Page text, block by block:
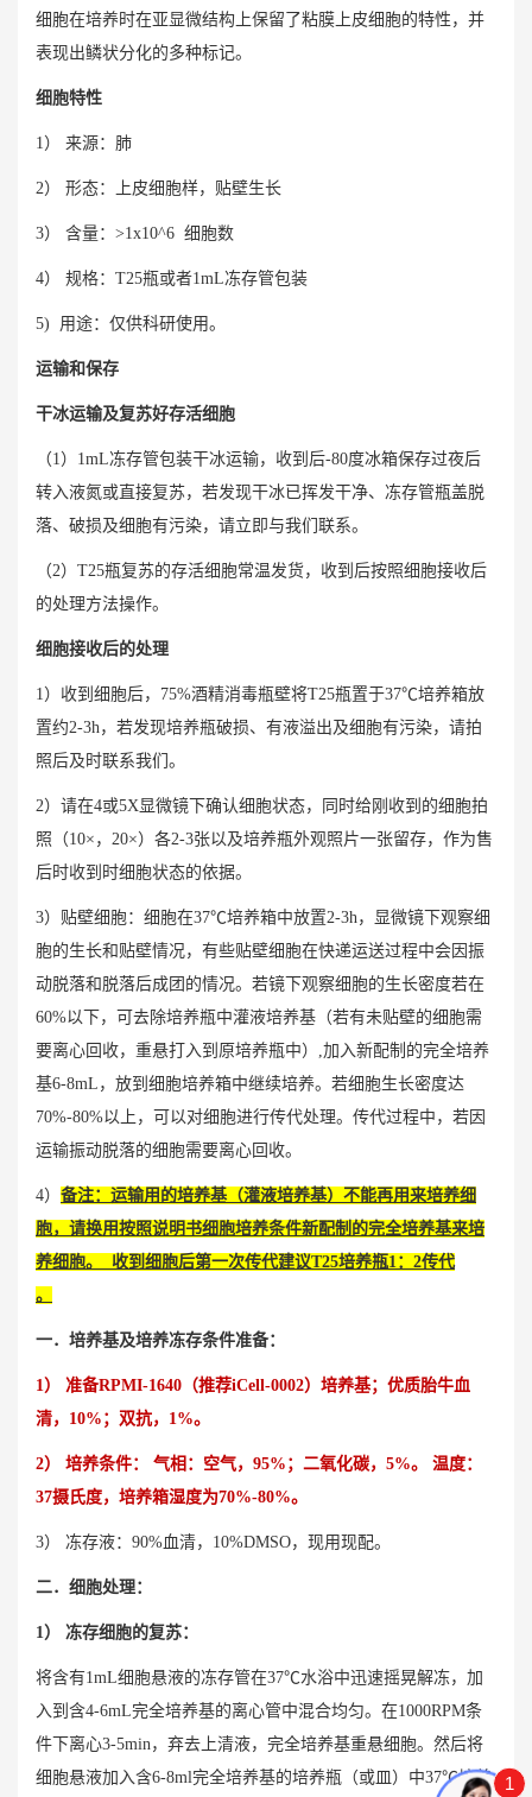
细胞在培养时在亚显微结构上保留了粘膜上皮细胞的特性，并
表现出鳞状分化的多种标记。
细胞特性
1） 来源：肺
2） 形态：上皮细胞样，贴壁生长
3） 含量：>1x10^6 细胞数
4） 规格：T25瓶或者1mL冻存管包装
5) 用途：仅供科研使用。
运输和保存
干冰运输及复苏好存活细胞
（1）1mL冻存管包装干冰运输，收到后-80度冰箱保存过夜后
转入液氮或直接复苏，若发现干冰已挥发干净、冻存管瓶盖脱
落、破损及细胞有污染，请立即与我们联系。
（2）T25瓶复苏的存活细胞常温发货，收到后按照细胞接收后
的处理方法操作。
细胞接收后的处理
1）收到细胞后，75%酒精消毒瓶壁将T25瓶置于37℃培养箱放
置约2-3h，若发现培养瓶破损、有液溢出及细胞有污染，请拍
照后及时联系我们。
2）请在4或5X显微镜下确认细胞状态，同时给刚收到的细胞拍
照（10×，20×）各2-3张以及培养瓶外观照片一张留存，作为售
后时收到时细胞状态的依据。
3）贴壁细胞：细胞在37℃培养箱中放置2-3h，显微镜下观察细
胞的生长和贴壁情况，有些贴壁细胞在快递运送过程中会因振
动脱落和脱落后成团的情况。若镜下观察细胞的生长密度若在
60%以下，可去除培养瓶中灌液培养基（若有未贴壁的细胞需
要离心回收，重悬打入到原培养瓶中）,加入新配制的完全培养
基6-8mL，放到细胞培养箱中继续培养。若细胞生长密度达
70%-80%以上，可以对细胞进行传代处理。传代过程中，若因
运输振动脱落的细胞需要离心回收。
4） 备注：运输用的培养基（灌液培养基）不能再用来培养细
胞，请换用按照说明书细胞培养条件新配制的完全培养基来培
养细胞。 收到细胞后第一次传代建议T25培养瓶1：2传代
。
一．培养基及培养冻存条件准备：
1） 准备RPMI-1640（推荐iCell-0002）培养基；优质胎牛血
清，10%；双抗，1%。
2） 培养条件： 气相：空气，95%；二氧化碳，5%。 温度：
37摄氏度，培养箱湿度为70%-80%。
3） 冻存液：90%血清，10%DMSO，现用现配。
二．细胞处理：
1） 冻存细胞的复苏：
将含有1mL细胞悬液的冻存管在37℃水浴中迅速摇晃解冻，加
入到含4-6mL完全培养基的离心管中混合均匀。在1000RPM条
件下离心3-5min，弃去上清液，完全培养基重悬细胞。然后将
细胞悬液加入含6-8ml完全培养基的培养瓶（或皿）中37℃培养
1